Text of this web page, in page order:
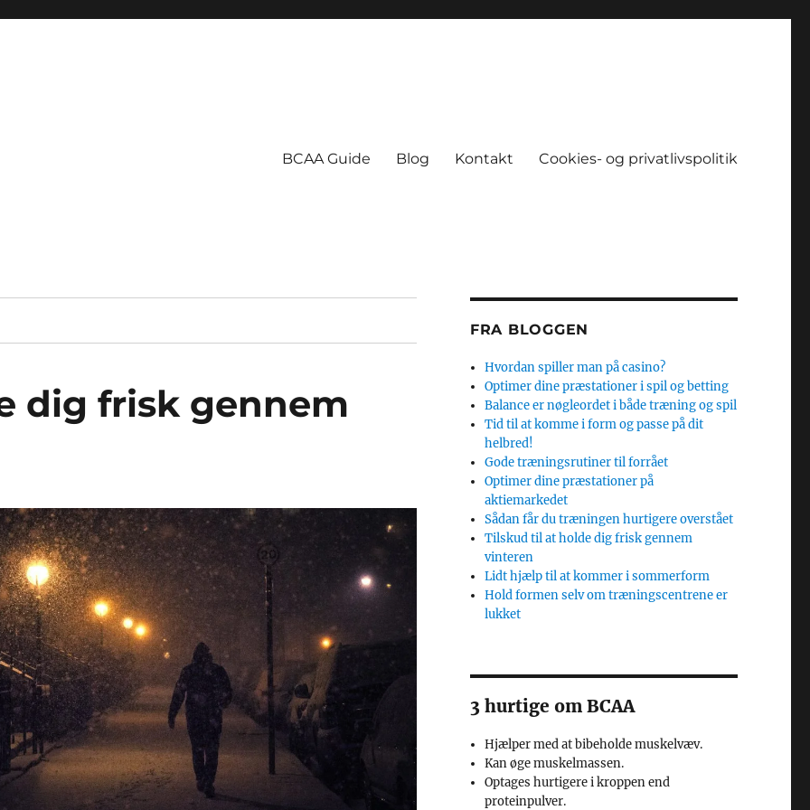
BCAA Guide Blog Kontakt Cookies- og privatlivspolitik
dig frisk gennem
FRA BLOGGEN
Hvordan spiller man på casino?
Optimer dine præstationer i spil og betting
Balance er nøgleordet i både træning og spil
Tid til at komme i form og passe på dit
helbred!
Gode træningsrutiner til forrået
Optimer dine præstationer på
aktiemarkedet
Sådan får du træningen hurtigere overstået
Tilskud til at holde dig frisk gennem
vinteren
Lidt hjælp til at kommer i sommerform
Hold formen selv om træningscentrene er
lukket
3 hurtige om BCAA
Hjælper med at bibeholde muskelvæv.
Kan øge muskelmassen.
Optages hurtigere i kroppen end
proteinpulver.